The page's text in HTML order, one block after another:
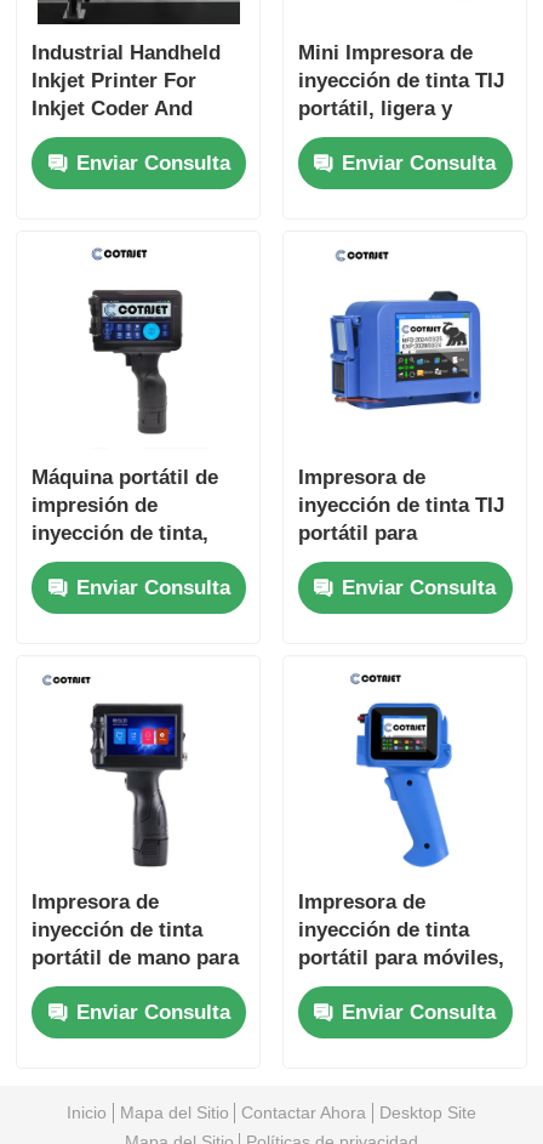
Industrial Handheld
Inkjet Printer For
Inkjet Coder And
Inkjet Marking
Enviar Consulta
Mini Impresora de
inyección de tinta TIJ
portátil, ligera y
pequeña
Enviar Consulta
Máquina portátil de
impresión de
inyección de tinta,
máquina portátil de
codificación de lotes
de inyección de tinta
Enviar Consulta
Impresora de
inyección de tinta TIJ
portátil para
codificación, mini
impresora de
inyección de tinta
Enviar Consulta
Impresora de
inyección de tinta
portátil de mano para
códigos de barras,
ligera y móvil
Enviar Consulta
Impresora de
inyección de tinta
portátil para móviles,
pistola, máquina de
codificación manual
para números de lote
Enviar Consulta
Inicio Mapa del Sitio Contactar Ahora
Desktop Site